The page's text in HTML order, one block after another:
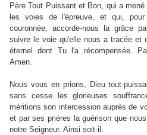
Père Tout Puissant et Bon, qui a
les voies de l'épreuve, et qui,
couronnée, accorde-nous la grâce
suivre le voie qu'elle nous a tracée et
éternel dont Tu l'a récompensée.
Amen.
Nous vous en prions, Dieu tout-
sans cesse les glorieuses
méritions son intercession auprès de
et par ses prières la guérison que
notre Seigneur. Ainsi soit-il.